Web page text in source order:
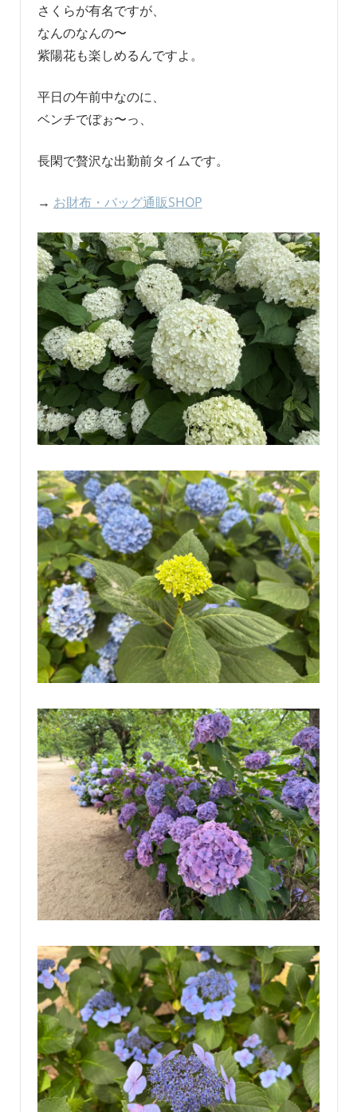
さくらが有名ですが、
なんのなんの〜
紫陽花も楽しめるんですよ。
平日の午前中なのに、
ベンチでぼぉ〜っ、
長閑で贅沢な出勤前タイムです。
→ お財布・バッグ通販SHOP